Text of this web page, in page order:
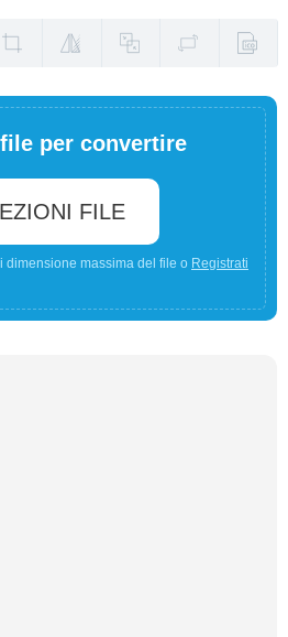
per convertire
FILE
dimensione massima del file o Registrati